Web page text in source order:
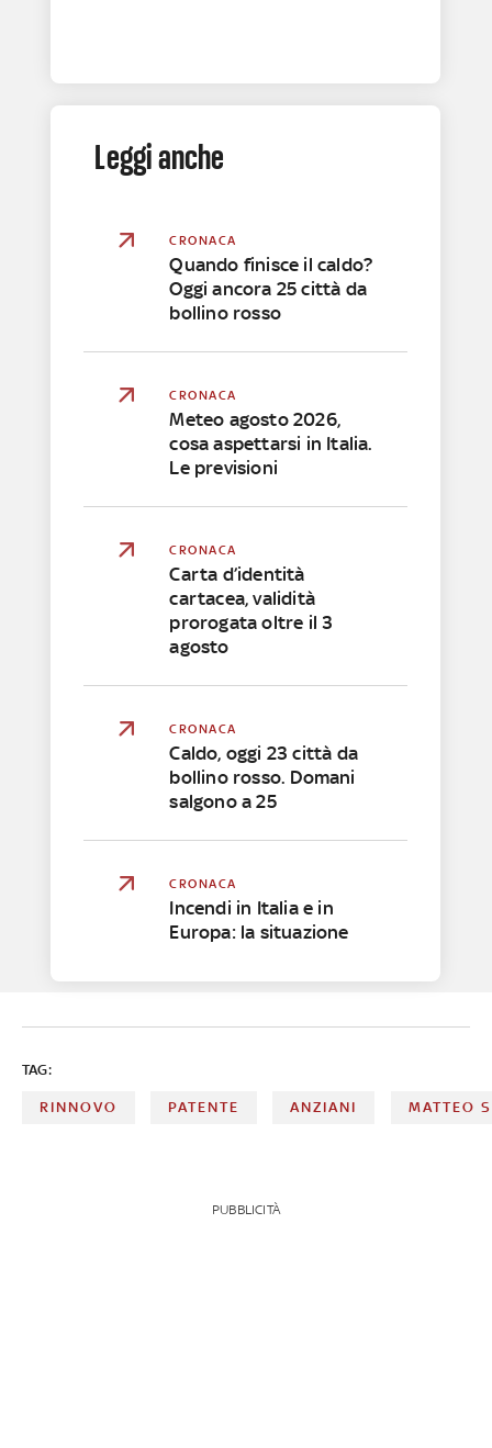
Leggi anche
CRONACA
Quando finisce il caldo?
Oggi ancora 25 città da
bollino rosso
CRONACA
Meteo agosto 2026,
cosa aspettarsi in Italia.
Le previsioni
CRONACA
Carta d’identità
cartacea, validità
prorogata oltre il 3
agosto
CRONACA
Caldo, oggi 23 città da
bollino rosso. Domani
salgono a 25
CRONACA
Incendi in Italia e in
Europa: la situazione
TAG:
RINNOVO PATENTE ANZIANI MATTEO
PUBBLICITÀ